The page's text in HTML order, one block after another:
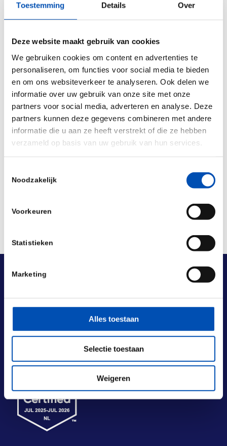
Toestemming Details Over
Deze website maakt gebruik van cookies
We gebruiken cookies om content en advertenties te
personaliseren, om functies voor social media te bieden
en om ons websiteverkeer te analyseren. Ook delen we
informatie over uw gebruik van onze site met onze
partners voor social media, adverteren en analyse. Deze
partners kunnen deze gegevens combineren met andere
informatie die u aan ze heeft verstrekt of die ze hebben
verzameld op basis van uw gebruik van hun services.
Noodzakelijk
Voorkeuren
Statistieken
Marketing
Alles toestaan
Selectie toestaan
Weigeren